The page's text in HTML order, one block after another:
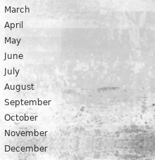
March
April
May
June
July
August
September
October
November
December